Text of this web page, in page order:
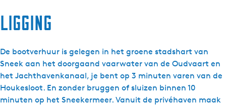
Ligging
De bootverhuur is gelegen in het groene stadshart van
Sneek aan het doorgaand vaarwater van de Oudvaart en
het Jachthavenkanaal, je bent op 3 minuten varen van de
Houkesloot. En zonder bruggen of sluizen binnen 10
minuten op het Sneekermeer. Vanuit de privéhaven maak